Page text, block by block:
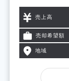
売上高
売却希望額
地域